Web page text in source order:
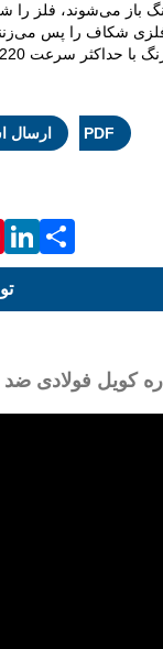
باز می‌شوند، فلز
شکاف را پس
ارسال دانلود PDF
کویل فولادی ضد